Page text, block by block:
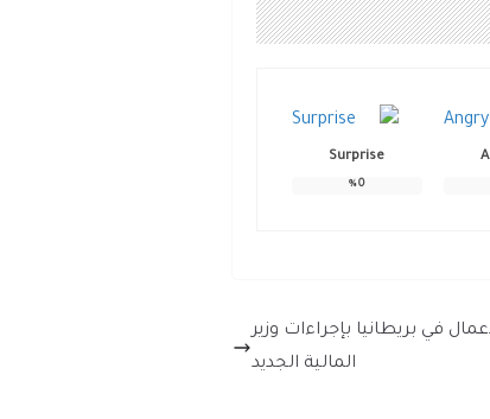
Surprise
0
%
في بريطانيا بإجراءات وزير
المالية الجديد